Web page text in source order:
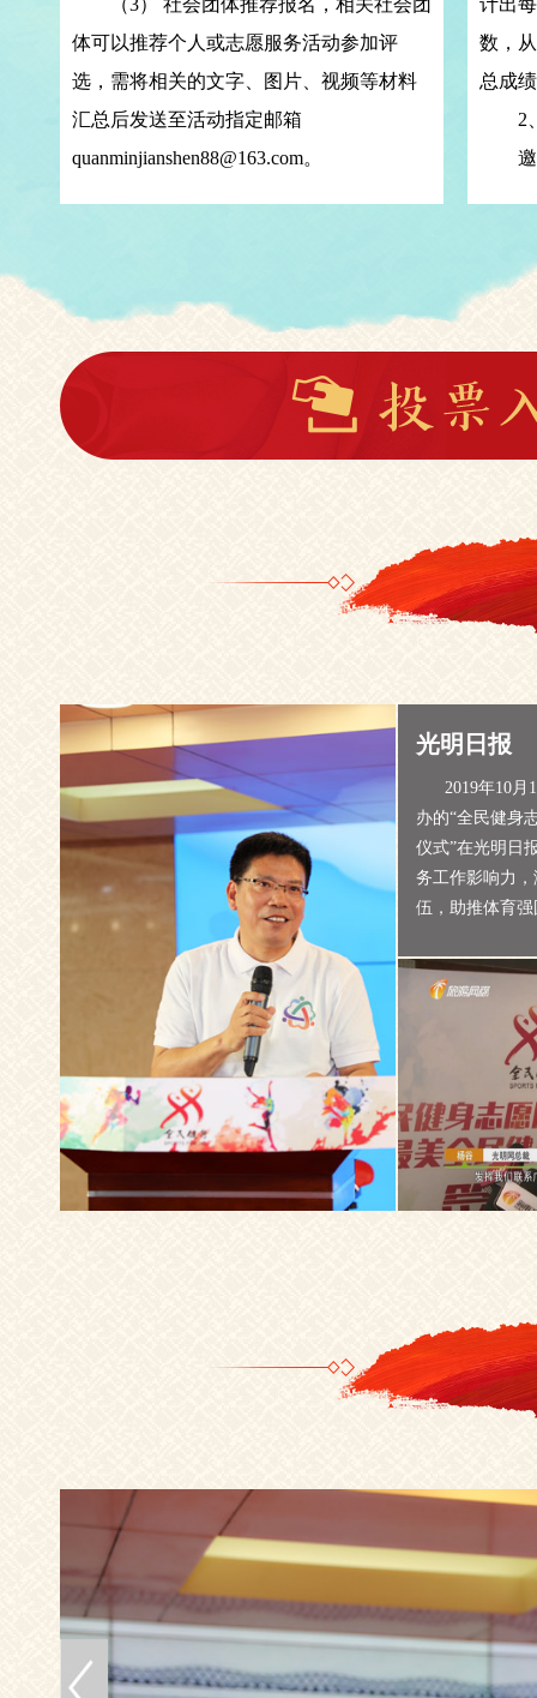
（3） 社会团体推荐报名，相关社会团
体可以推荐个人或志愿服务活动参加评
选，需将相关的文字、图片、视频等材料
汇总后发送至活动指定邮箱
quanminjianshen88@163.com。
计出
数，
总成
2、
邀请
打分
光明日报副总编辑陆先高出席启动
方遒，更要在操场上、在丛林间尽情驰
骋。希望通过‘全民健身志愿服务品牌活
动和征集最美全民健身志愿者’活动，能
够为全民健身事业形成一个运动阶梯，
即通过运动空间、运动人口、运动习惯
的改变，进而逐步营造出全民运动的健
康热潮。”
光明日报
2019年10月
办的“全民健身
仪式”在光明日
务工作影响力
伍，助推体育
的“全民健身志
身志愿者征集仪
年北京奥运会
愿者发出健康倡